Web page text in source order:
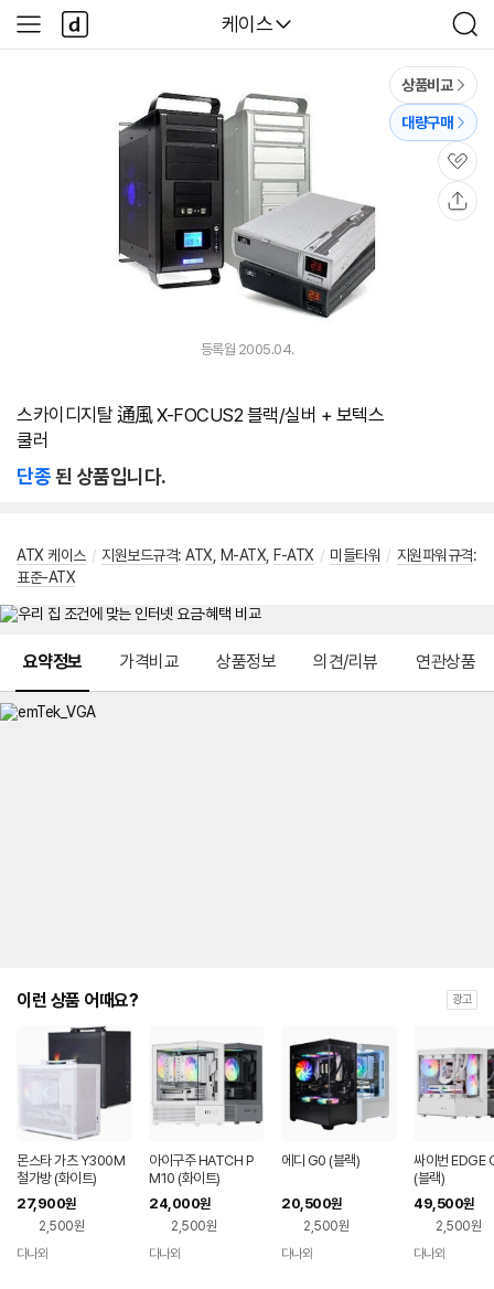
다나와
케이스
검
색
사
이
다
나
와
상품비교
대량구매
관
심
등록월 2005.04.
스카이디지탈 通風 X-FOCUS2 블랙/실버 + 보텍스
쿨러
단종된 상품입니다.
ATX 케이스 / 지원보드규격: ATX M-ATX F-ATX / 미들타워 / 지원파워규격:
표준-ATX
요약정보 가격비교 상품정보 의견/리뷰 연관상품
이런 상품 어때요? 광고
몬스타 가츠 Y300M
철가방 (화이트)
27,900원
2,500원
다나와
아이구주 HATCH P
M10 (화이트)
24,000원
2,500원
다나와
에디 G0 (블랙)
20,500원
2,500원
다나와
싸이번 EDGE
(블랙)
49,500원
2,500원
다나와